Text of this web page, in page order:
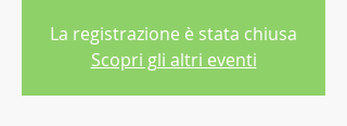
La registrazione è stata chiusa
Scopri gli altri eventi